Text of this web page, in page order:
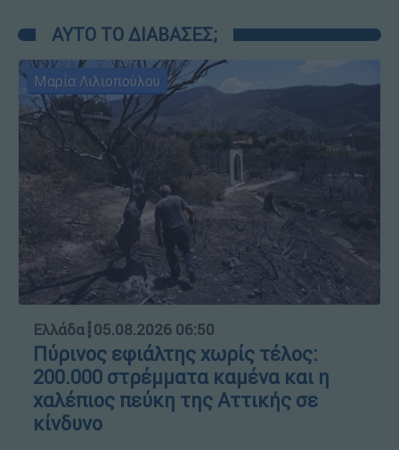
ΑΥΤΟ ΤΟ ΔΙΑΒΑΣΕΣ;
Μαρία Λιλιοπούλου
Ελλάδα┋05.08.2026 06:50
Πύρινος εφιάλτης χωρίς τέλος:
200.000 στρέμματα καμένα και η
χαλέπιος πεύκη της Αττικής σε
κίνδυνο